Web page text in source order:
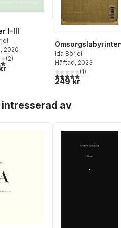
I-III
, 2020
5 stjärnor. Totalt antal röster:
(2)
Ida Börjel
Häftad, 2023
5,0utav 5 stjärnor.
(1)
249 kr
intresserad av